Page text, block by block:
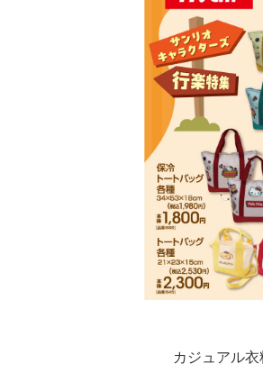
カジュアル